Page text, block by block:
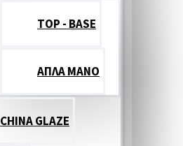
TOP - BASE
ΑΠΛΑ ΜΑΝΟ
CHINA GLAZE